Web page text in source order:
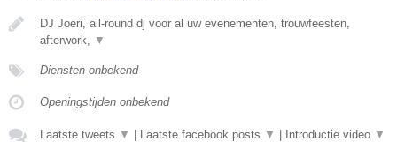
DJ Joeri, all-round dj voor al uw evenementen, trouwfeesten,
afterwork, ▼
Diensten onbekend
Openingstijden onbekend
Laatste tweets ▼ Laatste facebook posts ▼ Introductie video ▼